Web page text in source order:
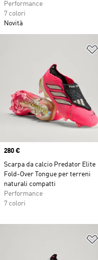
Performance
7 colori
Novità
Price
280 €
Scarpa da calcio Predator Elite
Fold-Over Tongue per terreni
naturali compatti
Performance
7 colori